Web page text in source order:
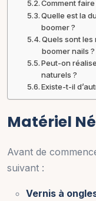
Comment
Quelle est la
boomer ?
Quels sont
boomer nails ?
Peut-on
naturels ?
Existe-t-il
Matériel
Avant de
suivant :
Vernis à